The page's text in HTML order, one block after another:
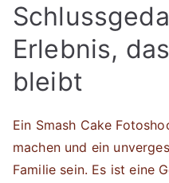
Erlebnis,
bleibt
Ein Smash Cake
machen und ein
Familie sein. Es ist eine